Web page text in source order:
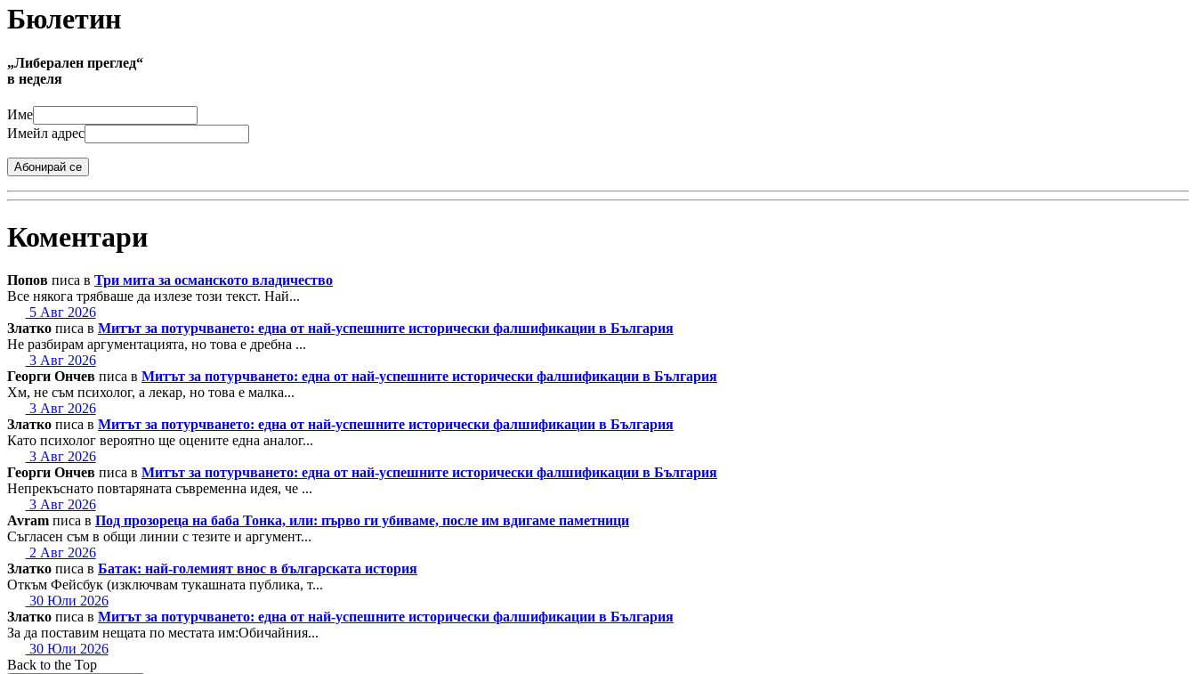
Бюлетин
„Либерален преглед“
в неделя
Име
Имейл адрес
Абонирай се
Коментари
Попов писа в Три мита за османското владичество
Все някога трябваше да излезе този текст. Най...
5 Авг 2026
Златко писа в Митът за потурчването: една от най-успешните исторически фалшификации в България
Не разбирам аргументацията, но това е дребна ...
3 Авг 2026
Георги Ончев писа в Митът за потурчването: една от най-успешните исторически фалшификации в България
Хм, не съм психолог, а лекар, но това е малка...
3 Авг 2026
Златко писа в Митът за потурчването: една от най-успешните исторически фалшификации в България
Като психолог вероятно ще оцените една аналог...
3 Авг 2026
Георги Ончев писа в Митът за потурчването: една от най-успешните исторически фалшификации в България
Непрекъснато повтаряната съвременна идея, че ...
3 Авг 2026
Avram писа в Под прозореца на баба Тонка, или: първо ги убиваме, после им вдигаме паметници
Съгласен съм в общи линии с тезите и аргумент...
2 Авг 2026
Златко писа в Батак: най-големият внос в българската история
Откъм Фейсбук (изключвам тукашната публика, т...
30 Юли 2026
Златко писа в Митът за потурчването: една от най-успешните исторически фалшификации в България
За да поставим нещата по местата им:Обичайния...
30 Юли 2026
Back to the Top